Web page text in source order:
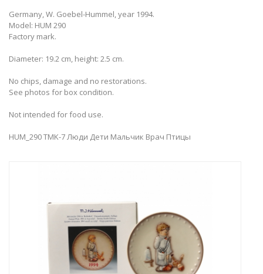
Germany, W. Goebel-Hummel, year 1994.
Model: HUM 290
Factory mark.
Diameter: 19.2 cm, height: 2.5 cm.
No chips, damage and no restorations.
See photos for box condition.
Not intended for food use.
HUM_290 TMK-7 Люди Дети Мальчик Врач Птицы